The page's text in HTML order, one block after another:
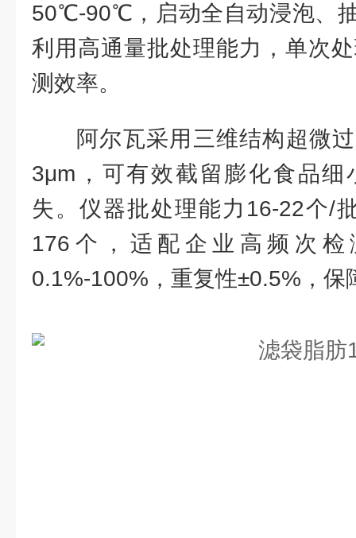
50℃-90℃，启动全自动浸泡、
利用高通量批处理能力，单次
测效率。
阿尔瓦采用三维结构超微
3μm，可有效截留膨化食品细
失。仪器批处理能力16-22个/
176个，适配企业高频次
0.1%-100%，重复性±0.5%，保